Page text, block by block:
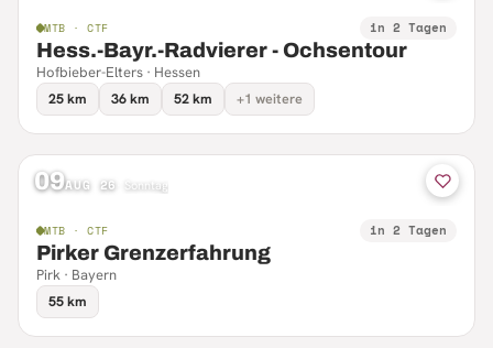
MTB · CTF in 2 Tagen
Hess.-Bayr.-Radvierer - Ochsentour
Hofbieber-Elters · Hessen
25 km
36 km 52 km +1 weitere
09AUG 26 Sonntag
MTB · CTF in 2 Tagen
Pirker Grenzerfahrung
Pirk · Bayern
55 km